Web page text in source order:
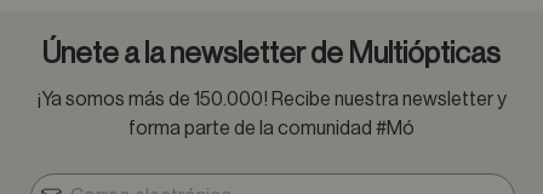
Únete a la newsletter de Multiópticas
¡Ya somos más de 150.000! Recibe nuestra newsletter y
forma parte de la comunidad #Mó